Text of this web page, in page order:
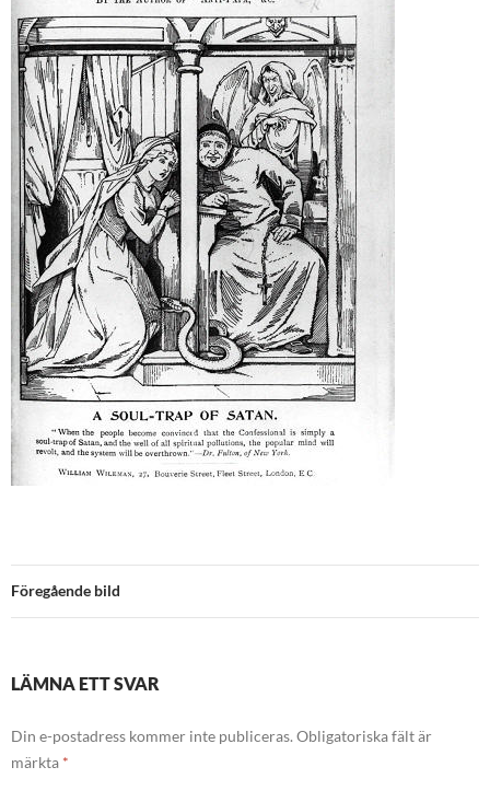
Föregående bild
LÄMNA ETT SVAR
Din e-postadress kommer inte publiceras. Obligatoriska fält är
märkta *